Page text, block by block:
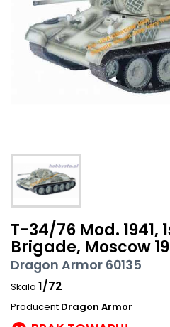
T-34/76 Mod. 1941,
Brigade, Moscow
Dragon Armor 60135
Skala 1/72
Producent Dragon Armor